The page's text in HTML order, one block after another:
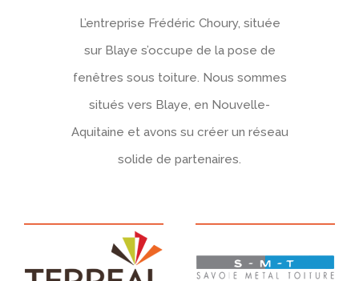
L’entreprise Frédéric Choury, située
sur Blaye s’occupe de la pose de
fenêtres sous toiture. Nous sommes
situés vers Blaye, en Nouvelle-
Aquitaine et avons su créer un réseau
solide de partenaires.